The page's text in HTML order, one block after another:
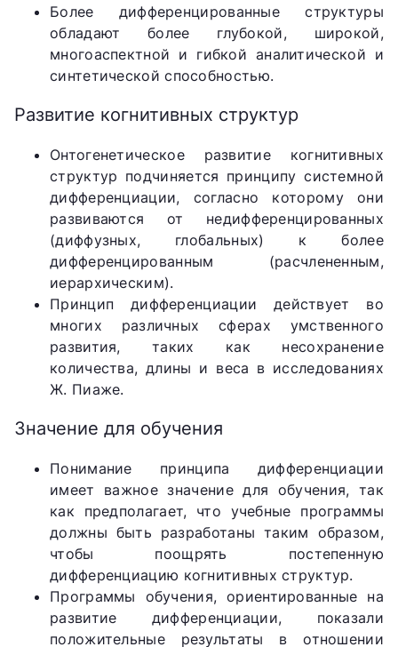
Более дифференцированные структуры
обладают более глубокой, широкой,
многоаспектной и гибкой аналитической и
синтетической способностью.
Развитие когнитивных структур
Онтогенетическое развитие когнитивных
структур подчиняется принципу системной
дифференциации, согласно которому они
развиваются от недифференцированных
(диффузных, глобальных) к более
дифференцированным (расчлененным,
иерархическим).
Принцип дифференциации действует во
многих различных сферах умственного
развития, таких как несохранение
количества, длины и веса в исследованиях
Ж. Пиаже.
Значение для обучения
Понимание принципа дифференциации
имеет важное значение для обучения, так
как предполагает, что учебные программы
должны быть разработаны таким образом,
чтобы поощрять постепенную
дифференциацию когнитивных структур.
Программы обучения, ориентированные на
развитие дифференциации, показали
положительные результаты в отношении